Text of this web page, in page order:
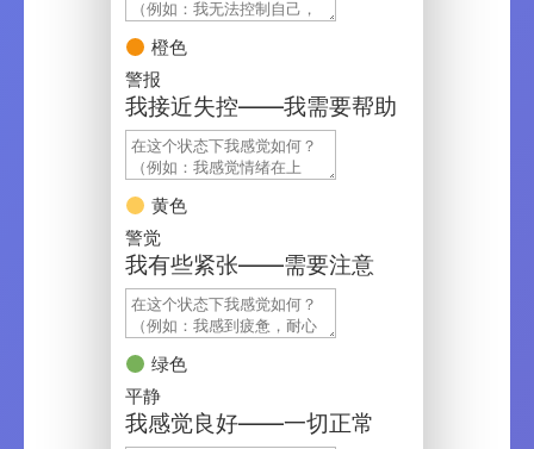
橙色
警报
我接近失控——我需要帮助
黄色
警觉
我有些紧张——需要注意
绿色
平静
我感觉良好——一切正常